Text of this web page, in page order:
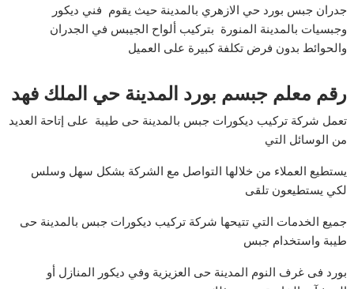
جدران جبس بورد حي الازهري بالمدينة حيث يقوم فني دیكور
وجبسیات بالمدینة المنورة بتركيب ألواح الجيبس في الجدران
والحوائط بدون فرض تكلفة كبيرة على العميل
رقم معلم جبسم بورد المدینة حي الملك فھد
تعمل شركة تركیب دیكورات جبس بالمدینة حى طیبة على إتاحة العديد
من الوسائل التي
يستطيع العملاء من خلالها التواصل مع الشركة بشكل سهل وسلس
لكي يستطيعون تلقى
جميع الخدمات التي تتيحها شركة تركیب دیكورات جبس بالمدینة حى
طیبة واستخدام جبس
بورد فى غرف النوم المدینة حى العزیزیة وفي ديكور المنازل أو